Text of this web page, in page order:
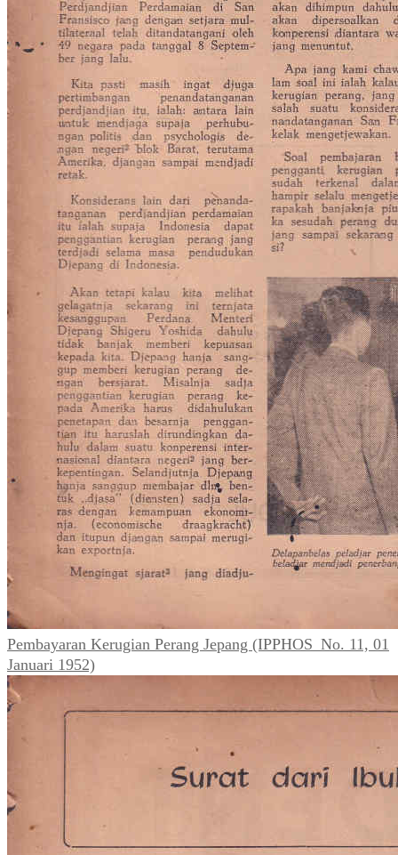
Pembayaran Kerugian Perang Jepang (IPPHOS_No. 11, 01
Januari 1952)